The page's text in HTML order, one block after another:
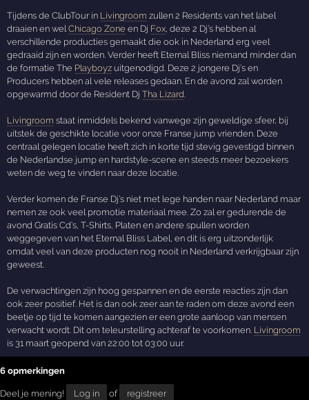
Tijdens de ClubTour in Livingroom zullen 2 Residents van het label
draaien en welChicago Zone en Dj Fox, deze 2 Dj’s hebben al
verschillende producties gemaakt die ook in Nederland erg veel
gedraaid zijn en worden. Verder heeft Eternal Bliss niemand minder dan
de formatie The Playboyz uitgenodigd. Deze 2 jongere Dj’s en
Producers hebben al vele releases gedaan. En de avond zal worden
opgewarmd door de Resident DjTha Lizard.
Livingroom staat inmiddels bekend vanwege zijn geweldige sfeer, bij
uitstek de geschikte locatie voor onze Franse jump vrienden. Deze
centraal gelegen locatie heeft zich in korte tijd stevig gevestigd binnen
de Nederlandse jump en hardstyle-scene en steeds meer bezoekers
weten de weg te vinden naar deze locatie.
Verder komen de Franse Dj’s niet met lege handen naar Nederland maar
nemen ze ook veel promotie materiaal mee. Zo zal er gedurende de
avond Gratis Cd’s, T-Shirts, Platen en andere spullen worden
weggegeven van het Eternal Bliss Label, en dit is erg uitzonderlijk
omdat veel van deze producten nog nooit in Nederland verkrijgbaar zijn
geweest.
De verwachtingen zijn hoog gespannen en de eerste reacties zijn dan
ook zeer positief. Het is dan ook zeer aan te raden om deze avond een
beetje op tijd te komen aangezien er een grote aanloop van mensen
verwacht wordt. Dit om teleurstelling achteraf te voorkomen. Livingroom
is 31 maart geopend van 22:00 tot 03:00 uur.
6 opmerkingen
Deel je mening! Log in of registreer